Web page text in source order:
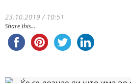
23.10.2019 / 10:51
Share this...